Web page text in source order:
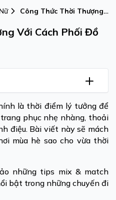
Công Thức Thời Thượng
Chơi Mùa Hè
Với Cách Phối Đồ
là thời điểm lý tưởng để
phục nhẹ nhàng, thoải
điệu. Bài viết này sẽ mách
mùa hè sao cho vừa thời
những tips mix & match
bật trong những chuyến đi